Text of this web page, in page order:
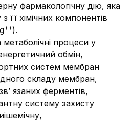
фармакологічну дію, яка
її хімічних компонентів
++).
процеси у
обмін,
систем мембран
складу мембран,
язаних ферментів,
систему захисту